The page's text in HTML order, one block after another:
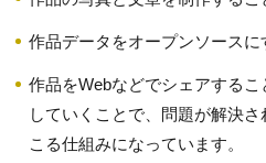
作品データをオープンソース
作品をWebなどでシェアする
していくことで、問題が解決
こる仕組みになっています。